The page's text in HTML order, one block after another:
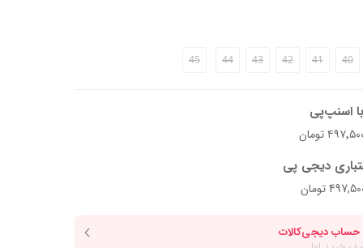
40
41
42
43
44
45
اسنپ‌پی
دیجی پی